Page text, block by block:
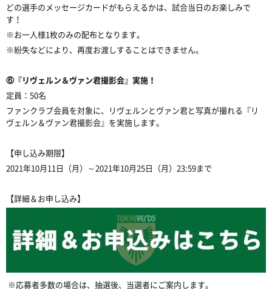
どの選手のメッセージカードがもらえるかは、試合当日のお楽しみで
す！
※お一人様1枚のみの配布となります。
※紛失などにより、再度お渡しすることはできません。
⑥『リヴェルン＆ヴァン君撮影会』実施！
定員：50名
ファンクラブ会員を対象に、リヴェルンとヴァン君と写真が撮れる『リ
ヴェルン＆ヴァン君撮影会』を実施します。
【申し込み期限】
2021年10月11日（月）～2021年10月25日（月）23:59まで
【詳細＆お申し込み】
※応募者多数の場合は、抽選後、当選者にご案内します。